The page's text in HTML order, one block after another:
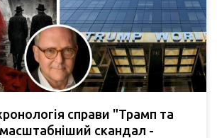
справи "Трамп та
скандал -